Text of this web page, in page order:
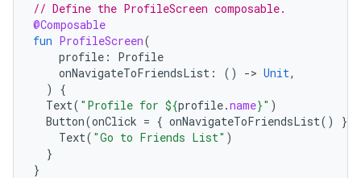
// Define the ProfileScreen composable.
@Composable
fun ProfileScreen(
profile :
Profile
onNavigateToFriendsList : () -> Unit,
)
{
Text( "Profile for ${profile.name}" )
Button(onClick = { onNavigateToFriendsList()
})
Text( "Go to Friends List" )
}
}